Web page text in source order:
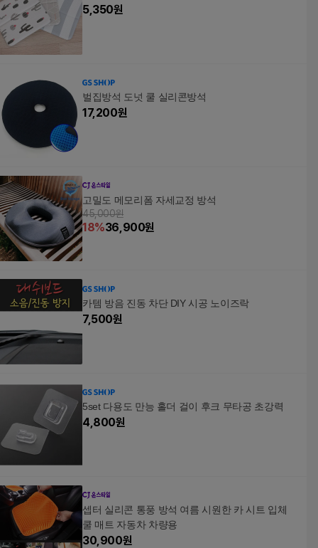
5,350원
벌집방석 도넛 쿨 실리콘방석
17,200원
고밀도 메모리폼 자세교정 방석
45,000원
18%36,900원
카템 방음 진동 차단 DIY 시공 노이즈락
7,500원
5set 다용도 만능 홀더 걸이 후크 무타공 초강력
4,800원
셉터 실리콘 통풍 방석 여름 시원한 카 시트 입체
쿨 매트 자동차 차량용
30,900원